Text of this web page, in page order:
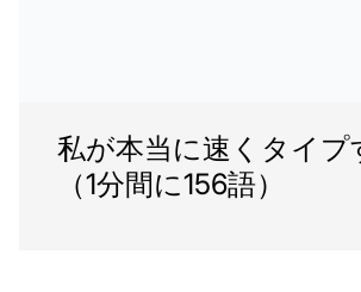
私が本当に速くタイプ
（1分間に156語）